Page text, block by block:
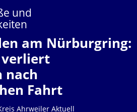
und
am Nürburgring:
verliert
nach
Fahrt
Ahrweiler Aktuell